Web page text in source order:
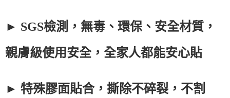
► SGS檢測，無毒、環保、安全材質，
親膚級使用安全，全家人都能安心貼
► 特殊膠面貼合，撕除不碎裂，不割